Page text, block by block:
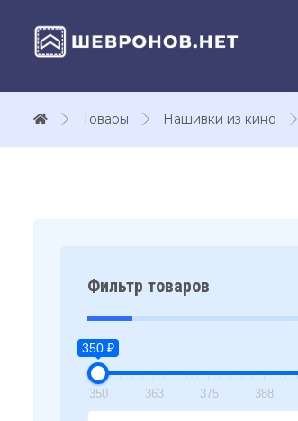
Товары Нашивки из кино
Фильтр товаров
350 ₽
350 363 375 388